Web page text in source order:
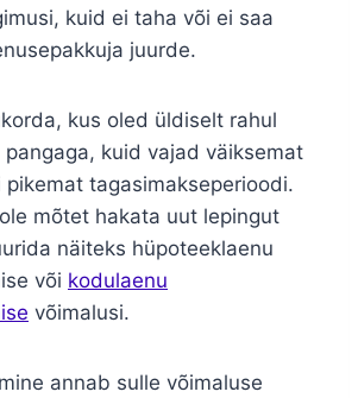
kuid ei taha või ei saa
juurde.
kus oled üldiselt rahul
pangaga, kuid vajad väiksemat
pikemat tagasimakseperioodi.
mõtet hakata uut lepingut
näiteks hüpoteeklaenu
või kodulaenu
võimalusi.
annab sulle võimaluse